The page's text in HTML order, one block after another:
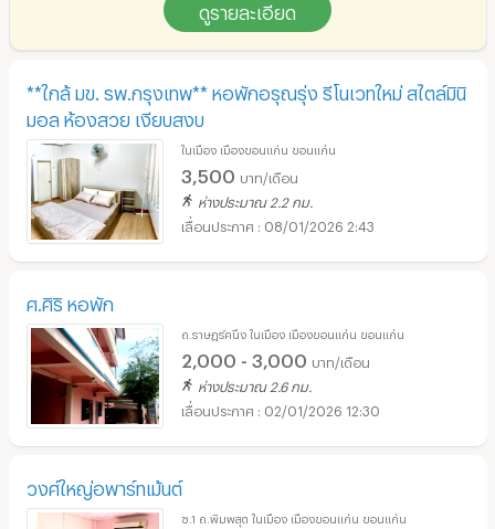
ดูรายละเอียด
**ใกล้ มข. รพ.กรุงเทพ** หอพักอรุณรุ่ง รีโนเวทใหม่ สไตล์มินิ
มอล ห้องสวย เงียบสงบ
ในเมือง เมืองขอนแก่น ขอนแก่น
3,500 บาท/เดือน
ห่างประมาณ 2.2 กม.
08/01/2026 2:43
ศ.ศิริ หอพัก
ถ.ราษฎร์คนึง ในเมือง เมืองขอนแก่น ขอนแก่น
2,000 - 3,000 บาท/เดือน
ห่างประมาณ 2.6 กม.
02/01/2026 12:30
วงศ์ใหญ่อพาร์ทเม้นต์
ซ.1 ถ.พิมพสุต ในเมือง เมืองขอนแก่น ขอนแก่น